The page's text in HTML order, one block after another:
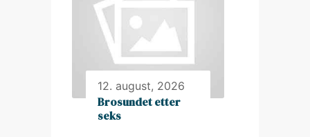
12. august, 2026
Brosundet etter
seks